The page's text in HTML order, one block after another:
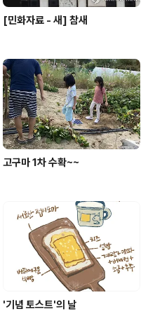
[민화자료 - 새] 참새
고구마 1차 수확~~
'기념 토스트'의 날